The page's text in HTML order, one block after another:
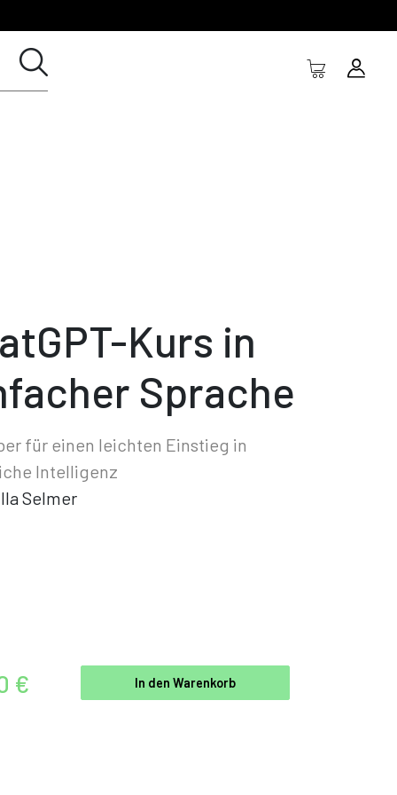
Kurs in
Sprache
für einen leichten Einstieg in
Intelligenz
Selmer
€ In den Warenkorb